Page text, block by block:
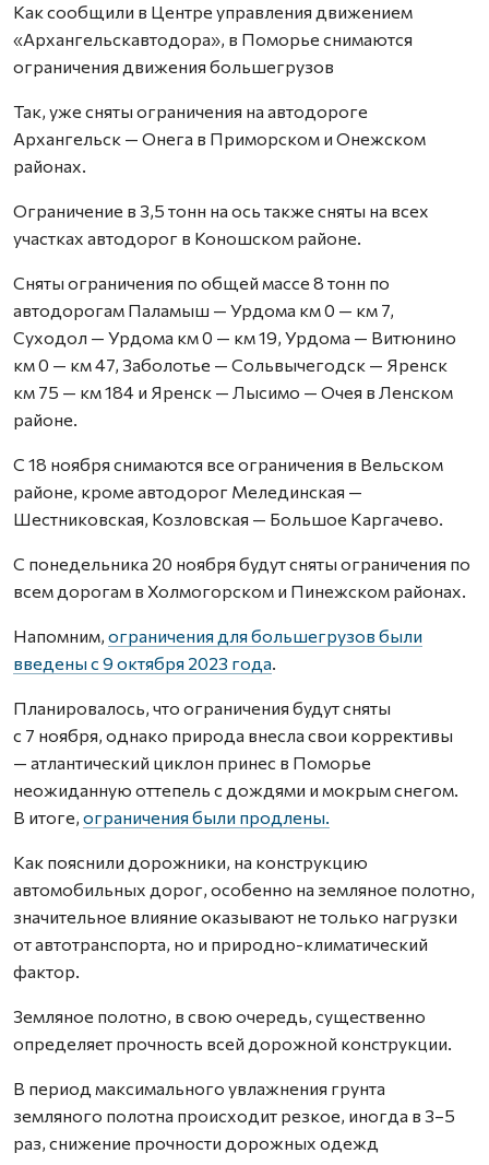
Как сообщили в Центре управления движением
«Архангельскавтодора», в Поморье снимаются
ограничения движения большегрузов
Так, уже сняты ограничения на автодороге
Архангельск — Онега в Приморском и Онежском
районах.
Ограничение в 3,5 тонн на ось также сняты на всех
участках автодорог в Коношском районе.
Сняты ограничения по общей массе 8 тонн по
автодорогам Паламыш — Урдома км 0 — км 7,
Суходол — Урдома км 0 — км 19, Урдома — Витюнино
км 0 — км 47, Заболотье — Сольвычегодск — Яренск
км 75 — км 184 и Яренск — Лысимо — Очея в Ленском
районе.
С 18 ноября снимаются все ограничения в Вельском
районе, кроме автодорог Мелединская —
Шестниковская, Козловская — Большое Каргачево.
С понедельника 20 ноября будут сняты ограничения по
всем дорогам в Холмогорском и Пинежском районах.
Напомним, ограничения для большегрузов были
введены с 9 октября 2023 года.
Планировалось, что ограничения будут сняты
с 7 ноября, однако природа внесла свои коррективы
— атлантический циклон принес в Поморье
неожиданную оттепель с дождями и мокрым снегом.
В итоге, ограничения были продлены.
Как пояснили дорожники, на конструкцию
автомобильных дорог, особенно на земляное полотно,
значительное влияние оказывают не только нагрузки
от автотранспорта, но и природно-климатический
фактор.
Земляное полотно, в свою очередь, существенно
определяет прочность всей дорожной конструкции.
В период максимального увлажнения грунта
земляного полотна происходит резкое, иногда в 3–5
раз, снижение прочности дорожных одежд